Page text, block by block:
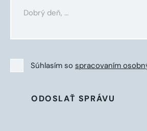
Súhlasím so spracovaním
ODOSLAŤ SPRÁVU